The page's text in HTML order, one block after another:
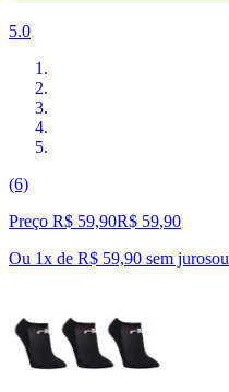
5.0
(6)
Preço R$ 59,90R$ 59,90
Ou 1x de R$ 59,90 sem jurosou